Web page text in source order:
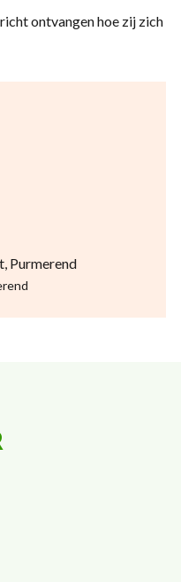
Purmerend
ontvangen hoe zij zich